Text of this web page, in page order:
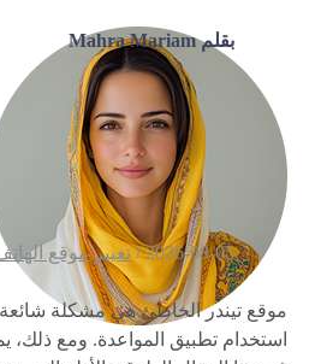
بقلم Mahra Mariam
2026-08-05 / تغيير موقع
موقع تيندر الخاطئهي مشكلة شائعة
استخدام تطبيق المواعدة. ومع ذلك،